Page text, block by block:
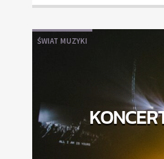
ŚWIAT MUZYKI